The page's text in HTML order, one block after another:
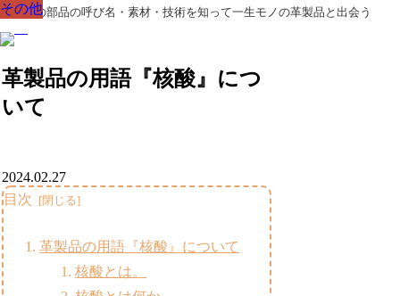
革製品の部品の呼び名・素材・技術を知って一生モノの革製品と出会う
革製品の用語『核酸』につ
いて
その他
2024.02.27
目次
革製品の用語『核酸』について
核酸とは。
その他
その他
その他
その他
その他
その他